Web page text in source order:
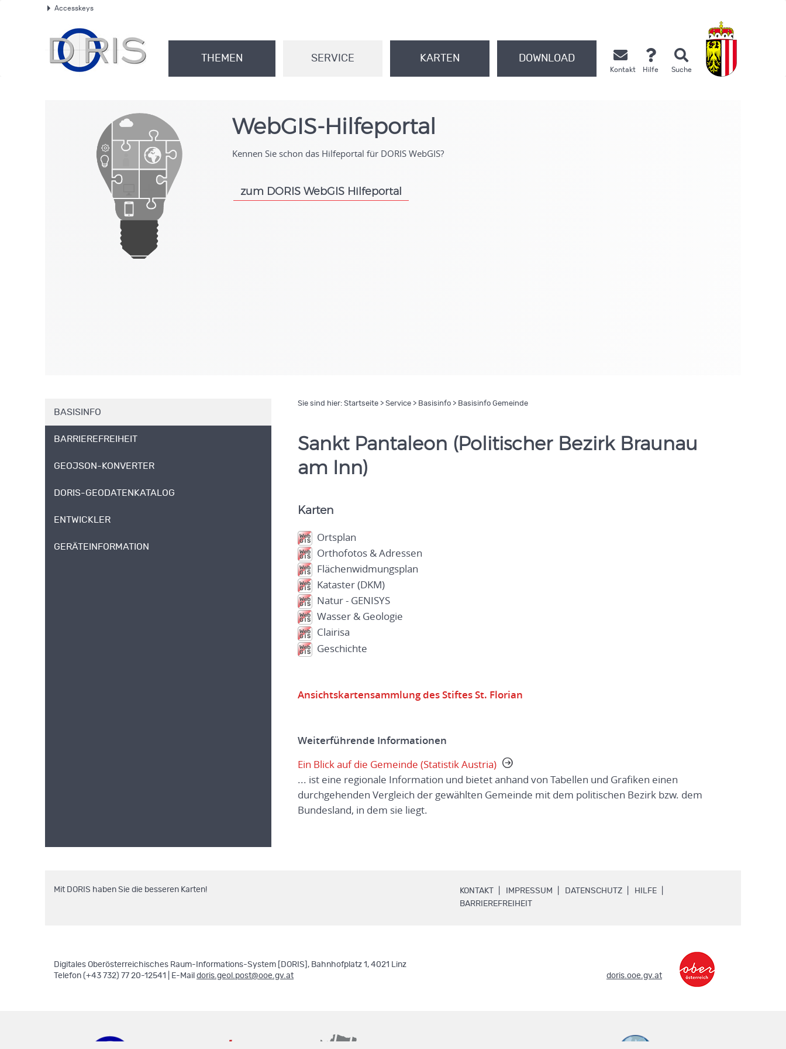
Accesskeys
THEMEN SERVICE KARTEN DOWNLOAD
Kontakt Hilfe Suche
WebGIS-Hilfeportal
Kennen Sie schon das Hilfeportal für DORIS WebGIS?
zum DORIS WebGIS Hilfeportal
BASISINFO
BARRIEREFREIHEIT
GEOJSON-KONVERTER
DORIS-GEODATENKATALOG
ENTWICKLER
GERÄTEINFORMATION
Sie sind hier: Startseite> Service> Basisinfo> Basisinfo Gemeinde
Sankt Pantaleon (Politischer Bezirk Braunau
am Inn)
Karten
Ortsplan
Orthofotos & Adressen
Flächenwidmungsplan
Kataster (DKM)
Natur - GENISYS
Wasser & Geologie
Clairisa
Geschichte
Ansichtskartensammlung des Stiftes St. Florian
Weiterführende Informationen
Ein Blick auf die Gemeinde (Statistik Austria)
... ist eine regionale Information und bietet anhand von Tabellen und Grafiken einen
durchgehenden Vergleich der gewählten Gemeinde mit dem politischen Bezirk bzw. dem
Bundesland, in dem sie liegt.
KONTAKT IMPRESSUM DATENSCHUTZ HILFE
BARRIEREFREIHEIT.
Mit DORIS haben Sie die besseren Karten!
Digitales Oberösterreichisches Raum-Informations-System [DORIS], Bahnhofplatz 1, 4021 Linz
Telefon (+43 732) 77 20-12541 | E-Mail doris.geol.post@ooe.gv.at doris.ooe.gv.at.